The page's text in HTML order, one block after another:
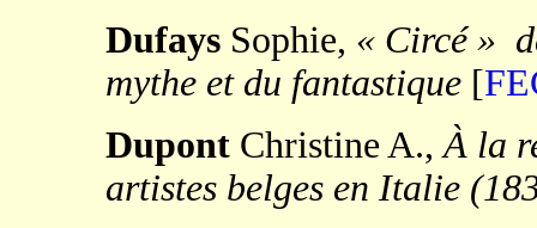
Dufays Sophie, « Circé»
mythe et du fantastique [
Dupont Christine A.,À la
artistes belges en Italie